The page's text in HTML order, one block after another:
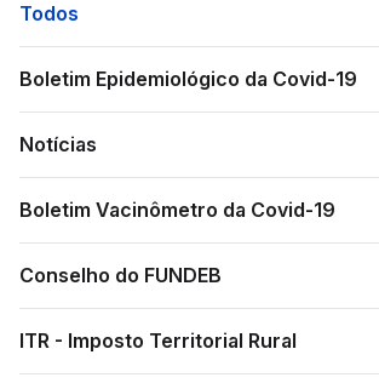
Todos
Boletim Epidemiológico da Covid-19
Notícias
Boletim Vacinômetro da Covid-19
Conselho do FUNDEB
ITR - Imposto Territorial Rural